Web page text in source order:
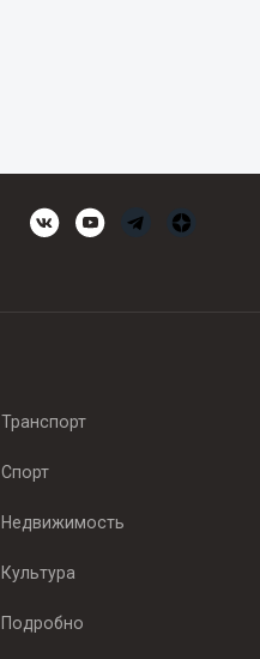
Транспорт
Спорт
Недвижимость
Культура
Подробно